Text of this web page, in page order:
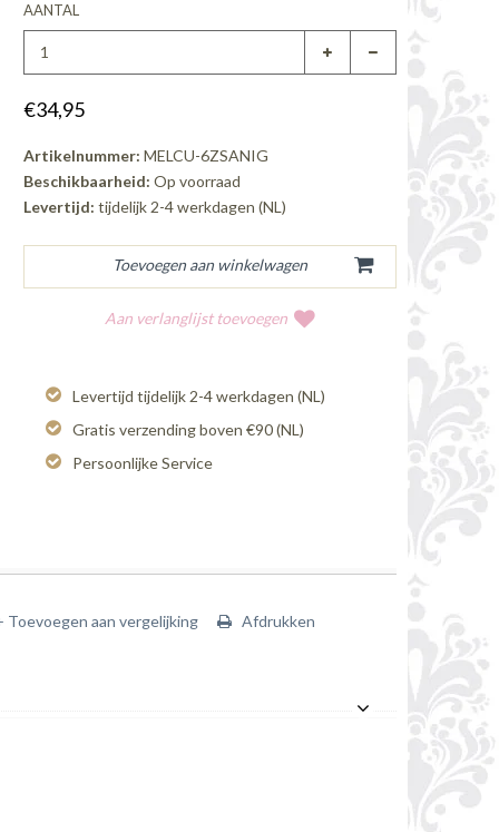
AANTAL
€34,95
Artikelnummer: MELCU-6ZSANIG
Beschikbaarheid: Op voorraad
Levertijd: tijdelijk 2-4 werkdagen (NL)
Aan verlanglijst toevoegen
Levertijd tijdelijk 2-4 werkdagen (NL)
Gratis verzending boven €90 (NL)
Persoonlijke Service
Toevoegen aan vergelijking Afdrukken